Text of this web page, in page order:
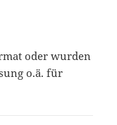
oder wurden
o.ä. für